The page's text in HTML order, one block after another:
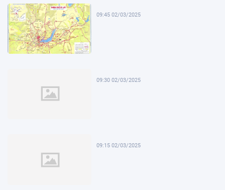
09:45 02/03/2025
09:30 02/03/2025
09:15 02/03/2025